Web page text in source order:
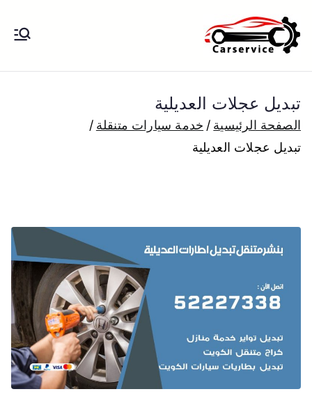
إلى
المحتوى
الكويت
بنشر متنقل الكويت كهرباء وبنشر تبديل
بارخص الاسعار
تبديل عجلات العديلية
الصفحة الرئيسية
خدمة سيارات متنقلة
تبديل عجلات العديلية